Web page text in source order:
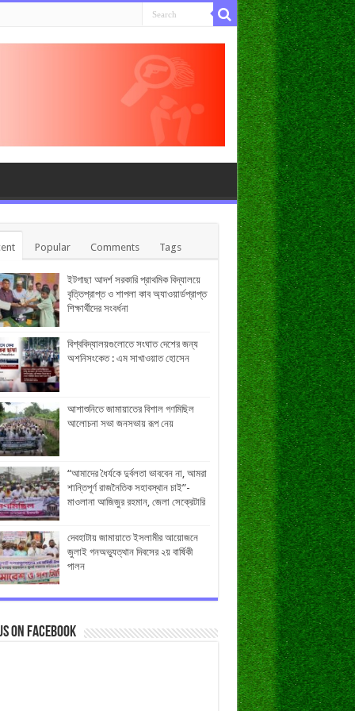
Popular Comments Tags
ইটগাছা আদর্শ সরকারি প্রাথমিক বিদ্যালয়ে
বৃত্তিপ্রাপ্ত ও শাপলা কাব অ্যাওয়ার্ডপ্রাপ্ত
শিক্ষার্থীদের সংবর্ধনা
বিশ্ববিদ্যালয়গুলোতে সংঘাত দেশের জন্য
অশনিসংকেত : এম সাখাওয়াত হোসেন
আশাশুনিতে জামায়াতের বিশাল গণমিছিল
আলোচনা সভা জনসভায় রূপ নেয়
“আমাদের ধৈর্যকে দুর্বলতা ভাববেন না, আমরা
শান্তিপূর্ণ রাজনৈতিক সহাবস্থান চাই”-
মাওলানা আজিজুর রহমান, জেলা সেক্রেটারি
দেবহাটায় জামায়াতে ইসলামীর আয়োজনে
জুলাই গনঅভ্যুত্থান দিবসের ২য় বার্ষিকী
পালন
on Facebook